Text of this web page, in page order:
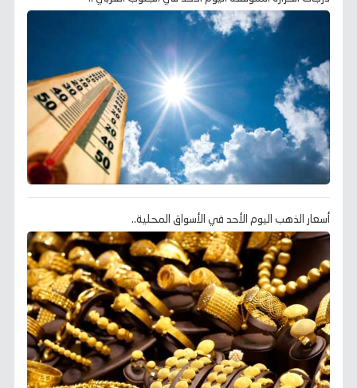
أسعار الذهب اليوم الأحد في الأسواق المحلية..